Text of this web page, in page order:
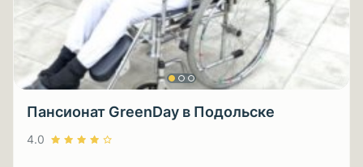
Пансионат GreenDay в Подольске
4.0